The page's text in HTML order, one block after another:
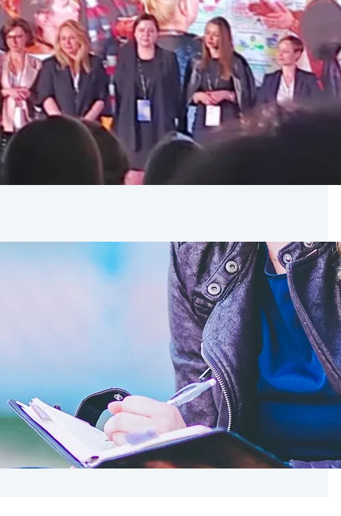
kultury – jesień 2023
Szykuje się kilka ciekawych wydarzeń branżowych,
z najczęstszych tematów, który konsultuję
To Święty Graal czy mroczny przedmiot
zaspoileruję, że może wcale nie chcesz motywacji,